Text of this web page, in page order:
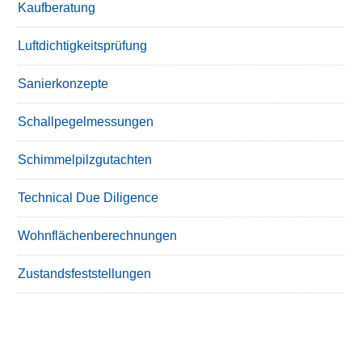
Kaufberatung
Luftdichtigkeitsprüfung
Sanierkonzepte
Schallpegelmessungen
Schimmelpilzgutachten
Technical Due Diligence
Wohnflächenberechnungen
Zustandsfeststellungen